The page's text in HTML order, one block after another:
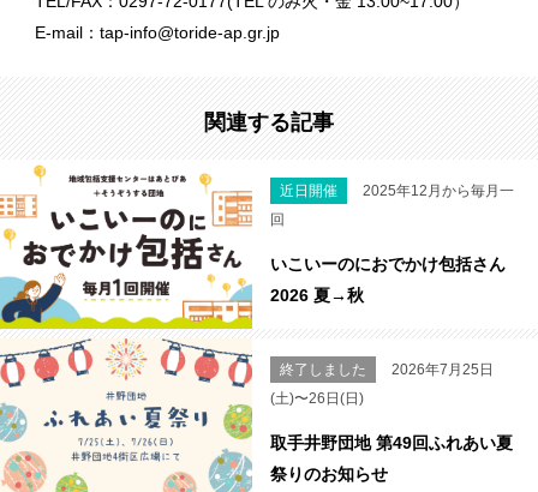
E-mail：tap-info@toride-ap.gr.jp
関連する記事
近日開催
2025年12月から毎月一
回
いこいーのにおでかけ包括さん
2026 夏→秋
終了しました
2026年7月25日
(土)〜26日(日)
取手井野団地 第49回ふれあい夏
祭りのお知らせ